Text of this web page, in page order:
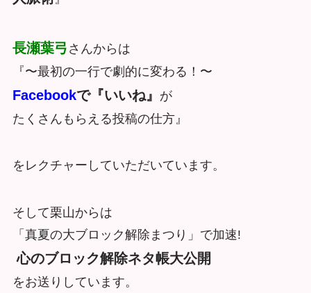
長瀬葉弓 さんからは
『〜最初の一行で劇的に変わる！〜
Facebookで『いいね』 が
たくさんもらえる投稿の仕方』
をレクチャーしていただいています。
そして栗山からは
「真夏の大ブロック解除まつり」で加速!
心のブロック解除ネタ帳大公開
をお送りしています。